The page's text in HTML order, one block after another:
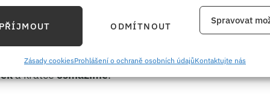
zařízení na základě automaticky přenášených informací.
přesných údajů o zeměpisné poloze, Identifikace zařízení na
aktivně požadovaných informací.
ODMÍTNOUT
Spravovat
Zásady cookiesProhlášení o ochraně osobních údajůKontaktujte nás
s mletým masem
na rozpáleném oleji nebo másle v
a krátceosmažíme.